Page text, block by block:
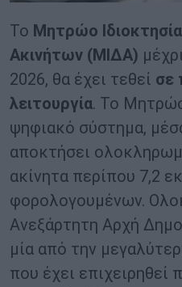
Το Μητρώο
Ακινήτων (ΜΙΔΑ)
2026, θα έχει τεθεί σε
λειτουργία. Το
ψηφιακό σύστημα,
αποκτήσει
ακίνητα περίπου 7,2
φορολογουμένων.
Ανεξάρτητη Αρχή
μία από την
που έχει επιχειρηθεί